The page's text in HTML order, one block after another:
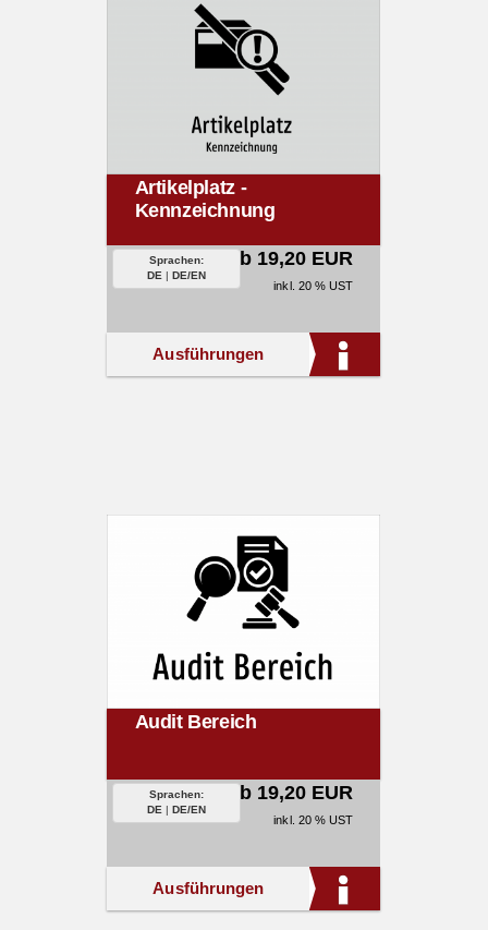
Artikelplatz -
Kennzeichnung
Sprachen:
DE | DE/EN
ab 19,20 EUR
inkl. 20 % UST
Ausführungen
Audit Bereich
Sprachen:
DE | DE/EN
ab 19,20 EUR
inkl. 20 % UST
Ausführungen